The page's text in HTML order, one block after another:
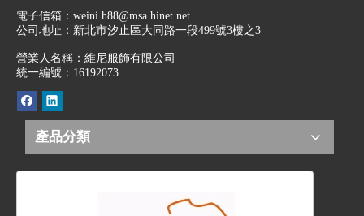
電子信箱： weini.h88@msa.hinet.net
公司地址： 新北市汐止區大同路一段499號3樓之3
營業人名稱：維尼服飾有限公司
統一編號：16192073
產品分類